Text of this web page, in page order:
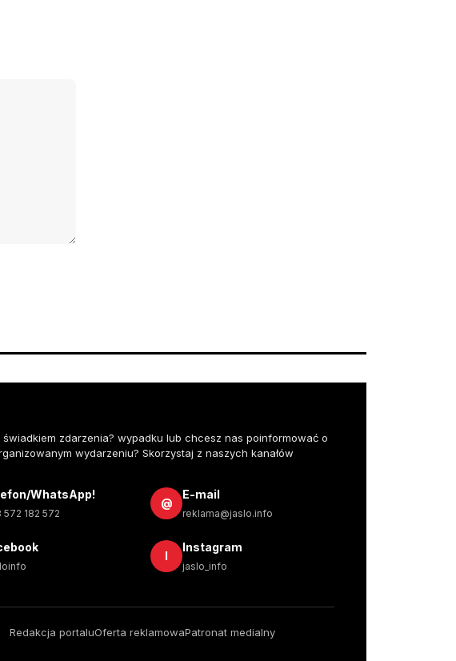
świadkiem zdarzenia? wypadku lub chcesz nas poinformować o
wydarzeniu? Skorzystaj z naszych kanałów
WhatsApp!
572 182 572
@
E-mail
reklama@jaslo.info
I
Instagram
jaslo_info
Redakcja portaluOferta reklamowaPatronat medialny